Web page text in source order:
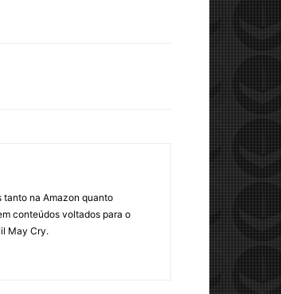
tanto na Amazon quanto
conteúdos voltados para o
May Cry.